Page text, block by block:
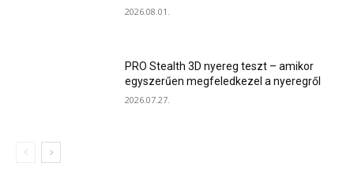
2026.08.01.
PRO Stealth 3D nyereg teszt – amikor
egyszerűen megfeledkezel a nyeregről
2026.07.27.